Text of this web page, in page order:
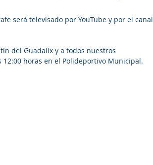
será televisado por YouTube y por el canal
del Guadalix y a todos nuestros
horas en el Polideportivo Municipal.